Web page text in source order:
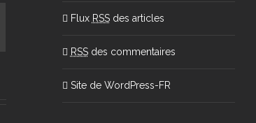
Flux RSSdes articles
RSSdes commentaires
Site de WordPress-FR